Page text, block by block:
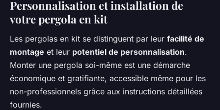
Personnalisation et installation de
votre pergola en kit
Les pergolas en kit se distinguent par leur facilité de
montage et leur potentiel de personnalisation.
Monter une pergola soi-même est une démarche
économique et gratifiante, accessible même pour les
non-professionnels grâce aux instructions détaillées
fournies.